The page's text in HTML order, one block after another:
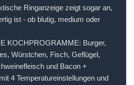
Ringanzeige zeigt sogar an,
ist - ob blutig, medium oder
KOCHPROGRAMME: Burger,
Würstchen, Fisch, Geflügel,
und Bacon +
4 Temperatureinstellungen und